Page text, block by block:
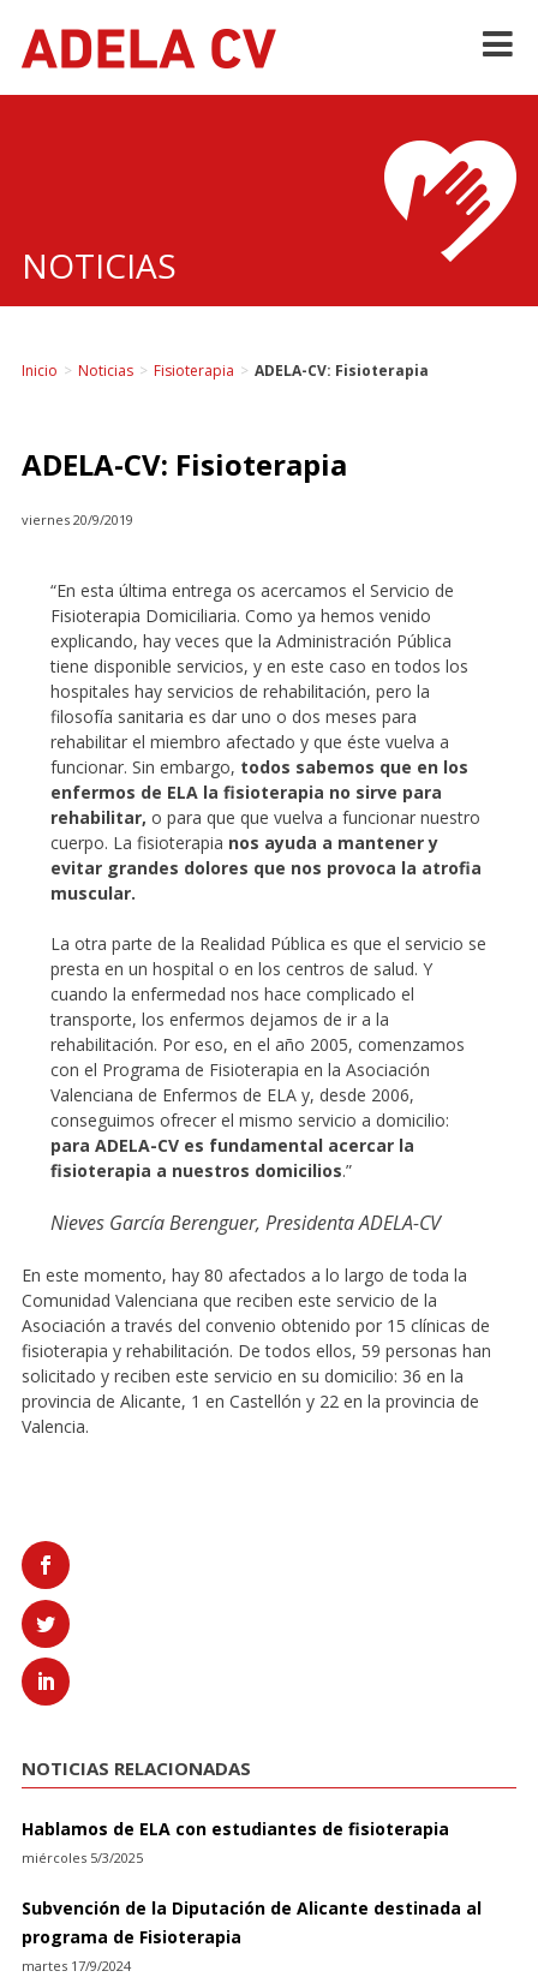
NOTICIAS
Inicio > Noticias > Fisioterapia > ADELA-CV: Fisioterapia
ADELA-CV: Fisioterapia
viernes 20/9/2019
“En esta última entrega os acercamos el Servicio de
Fisioterapia Domiciliaria. Como ya hemos venido
explicando, hay veces que la Administración Pública
tiene disponible servicios, y en este caso en todos los
hospitales hay servicios de rehabilitación, pero la
filosofía sanitaria es dar uno o dos meses para
rehabilitar el miembro afectado y que éste vuelva a
funcionar. Sin embargo, todos sabemos que en los
enfermos de ELA la fisioterapia no sirve para
rehabilitar, o para que que vuelva a funcionar nuestro
cuerpo. La fisioterapia nos ayuda a mantener y
evitar grandes dolores que nos provoca la atrofia
muscular.
La otra parte de la Realidad Pública es que el servicio se
presta en un hospital o en los centros de salud. Y
cuando la enfermedad nos hace complicado el
transporte, los enfermos dejamos de ir a la
rehabilitación. Por eso, en el año 2005, comenzamos
con el Programa de Fisioterapia en la Asociación
Valenciana de Enfermos de ELA y, desde 2006,
conseguimos ofrecer el mismo servicio a domicilio:
para ADELA-CV es fundamental acercar la
fisioterapia a nuestros domicilios.”
Nieves García Berenguer, Presidenta ADELA-CV
En este momento, hay 80 afectados a lo largo de toda la
Comunidad Valenciana que reciben este servicio de la
Asociación a través del convenio obtenido por 15 clínicas de
fisioterapia y rehabilitación. De todos ellos, 59 personas han
solicitado y reciben este servicio en su domicilio: 36 en la
provincia de Alicante, 1 en Castellón y 22 en la provincia de
Valencia.
NOTICIAS RELACIONADAS
Hablamos de ELA con estudiantes de fisioterapia
miércoles 5/3/2025
Subvención de la Diputación de Alicante destinada al
programa de Fisioterapia
martes 17/9/2024